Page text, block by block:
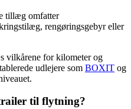
tillæg omfatter
rengøringsgebyr eller
vilkårene for kilometer og
udlejere som BOXIT og
til flytning?